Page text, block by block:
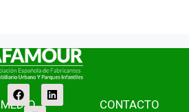
MEDIO
CONTACTO